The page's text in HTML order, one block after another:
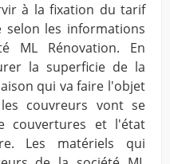
à la fixation du tarif
les informations
ML Rénovation. En
la superficie de la
qui va faire l'objet
couvreurs vont se
couvertures et l'état
Les matériels qui